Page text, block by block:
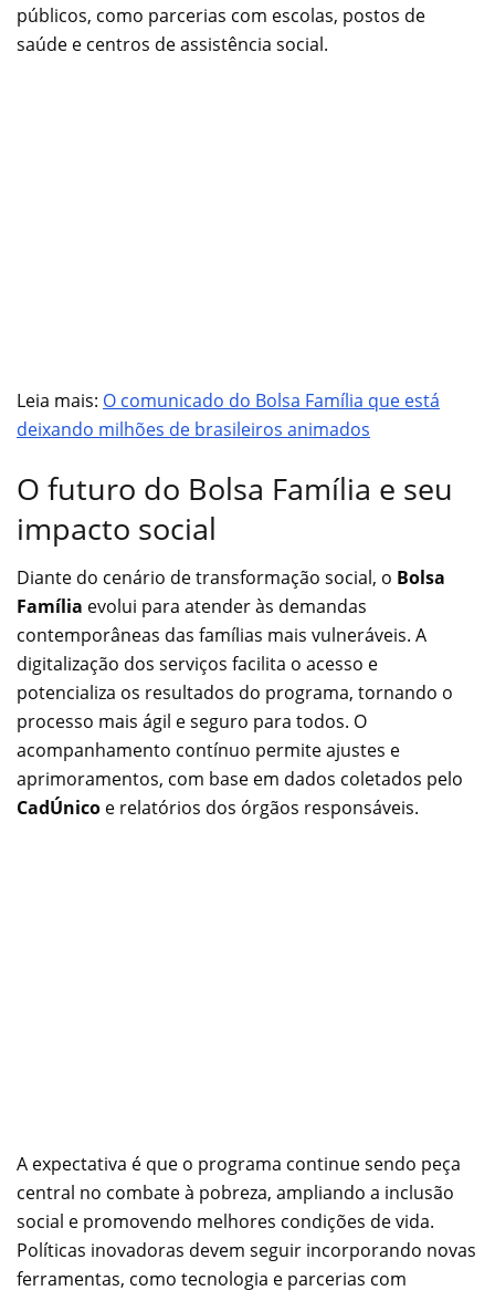
públicos, como parcerias com escolas, postos de
saúde e centros de assistência social.
Leia mais: O comunicado do Bolsa Família que está
deixando milhões de brasileiros animados
O futuro do Bolsa Família e seu
impacto social
Diante do cenário de transformação social, o Bolsa
Família evolui para atender às demandas
contemporâneas das famílias mais vulneráveis. A
digitalização dos serviços facilita o acesso e
potencializa os resultados do programa, tornando o
processo mais ágil e seguro para todos. O
acompanhamento contínuo permite ajustes e
aprimoramentos, com base em dados coletados pelo
CadÚnico e relatórios dos órgãos responsáveis.
A expectativa é que o programa continue sendo peça
central no combate à pobreza, ampliando a inclusão
social e promovendo melhores condições de vida.
Políticas inovadoras devem seguir incorporando novas
ferramentas, como tecnologia e parcerias com